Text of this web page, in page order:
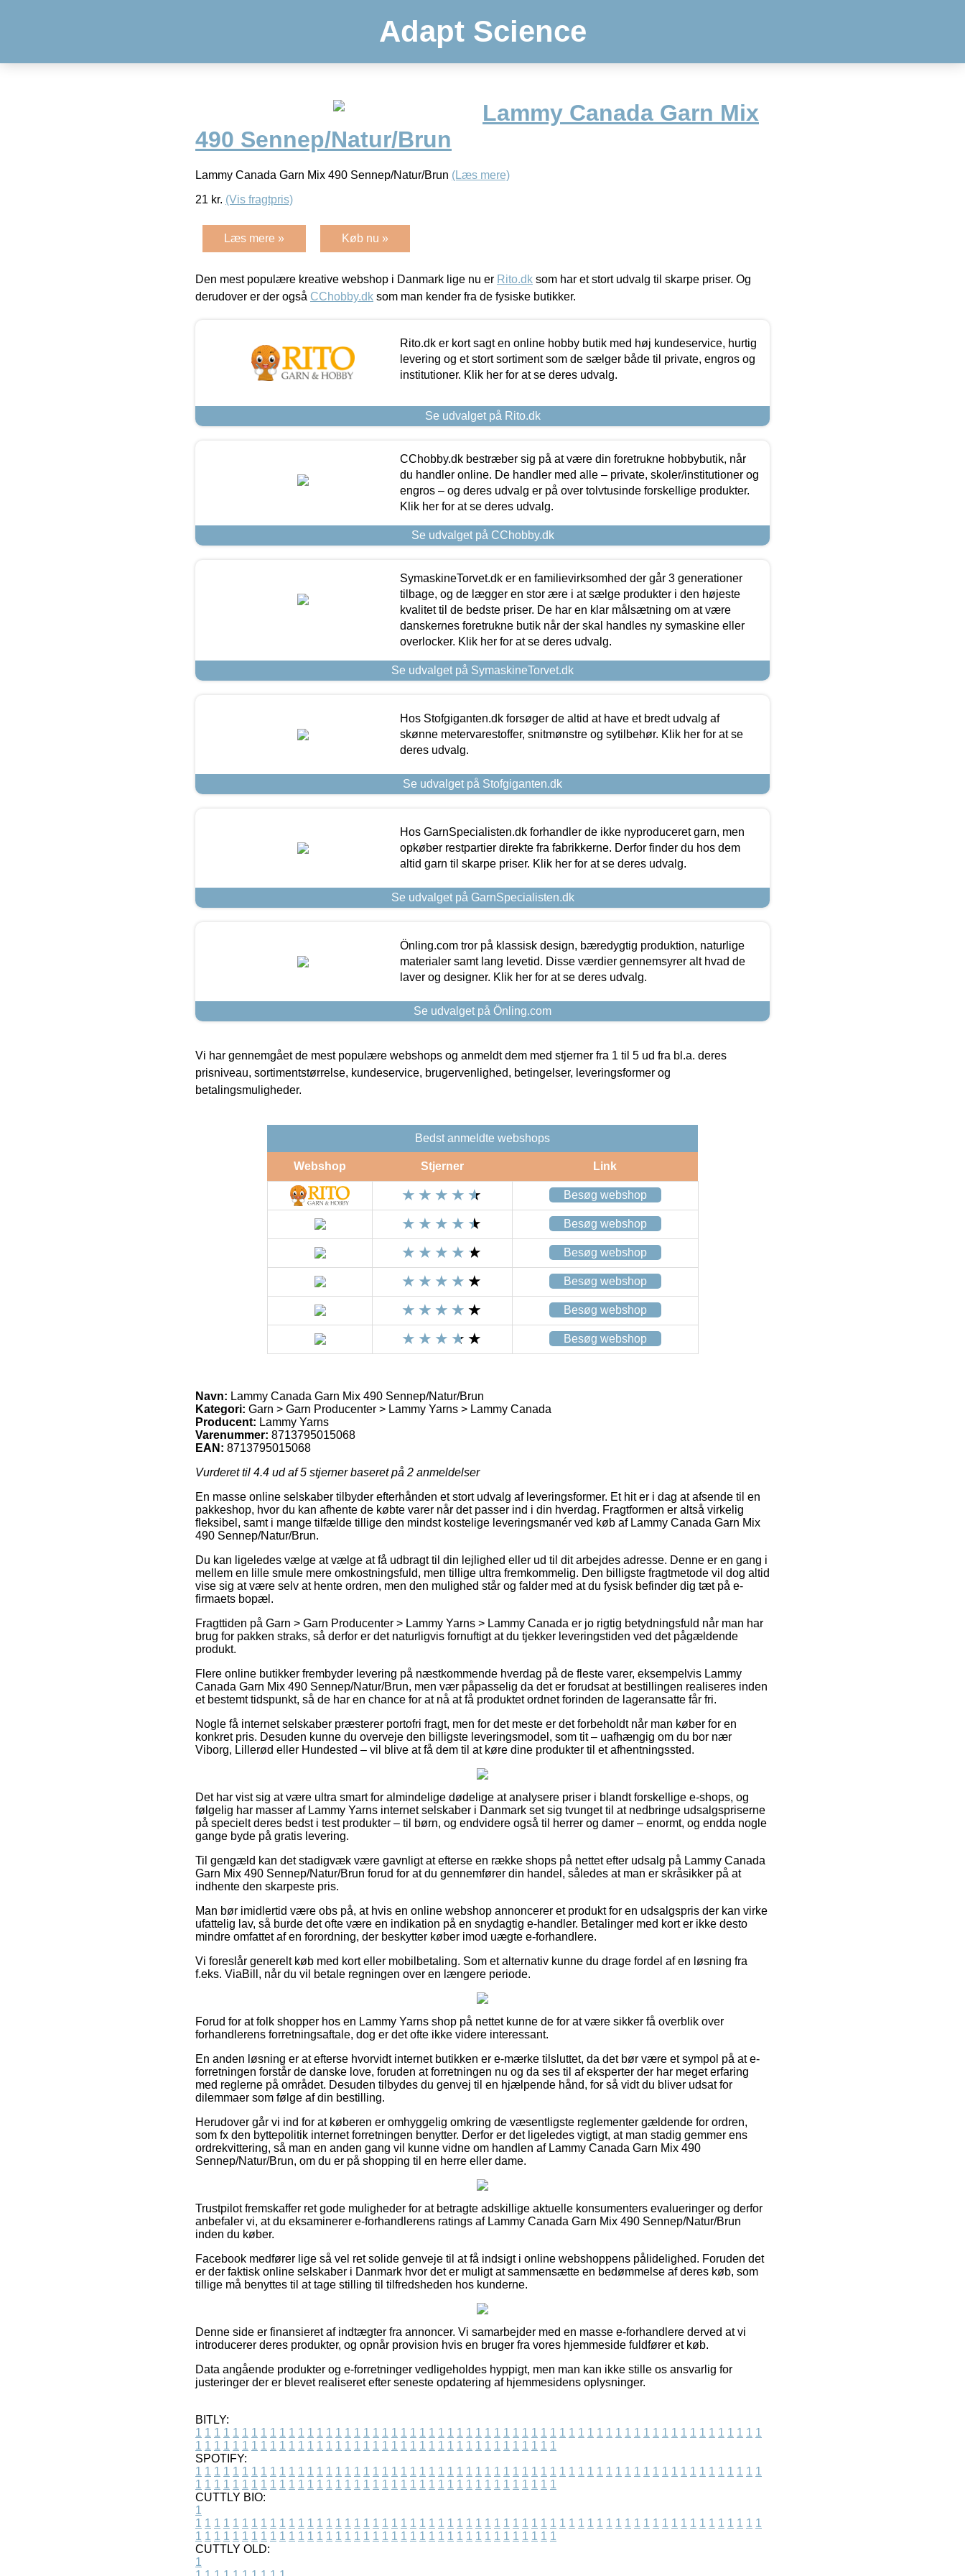
Adapt Science
Lammy Canada Garn Mix
490 Sennep/Natur/Brun
Lammy Canada Garn Mix 490 Sennep/Natur/Brun (Læs mere)
21 kr. (Vis fragtpris)
Læs mere » Køb nu »
Den mest populære kreative webshop i Danmark lige nu er Rito.dk som har et stort udvalg til skarpe priser. Og
derudover er der også CChobby.dk som man kender fra de fysiske butikker.
Rito.dk er kort sagt en online hobby butik med høj kundeservice, hurtig
levering og et stort sortiment som de sælger både til private, engros og
institutioner. Klik her for at se deres udvalg.
Se udvalget på Rito.dk
CChobby.dk bestræber sig på at være din foretrukne hobbybutik, når
du handler online. De handler med alle – private, skoler/institutioner og
engros – og deres udvalg er på over tolvtusinde forskellige produkter.
Klik her for at se deres udvalg.
Se udvalget på CChobby.dk
SymaskineTorvet.dk er en familievirksomhed der går 3 generationer
tilbage, og de lægger en stor ære i at sælge produkter i den højeste
kvalitet til de bedste priser. De har en klar målsætning om at være
danskernes foretrukne butik når der skal handles ny symaskine eller
overlocker. Klik her for at se deres udvalg.
Se udvalget på SymaskineTorvet.dk
Hos Stofgiganten.dk forsøger de altid at have et bredt udvalg af
skønne metervarestoffer, snitmønstre og sytilbehør. Klik her for at se
deres udvalg.
Se udvalget på Stofgiganten.dk
Hos GarnSpecialisten.dk forhandler de ikke nyproduceret garn, men
opkøber restpartier direkte fra fabrikkerne. Derfor finder du hos dem
altid garn til skarpe priser. Klik her for at se deres udvalg.
Se udvalget på GarnSpecialisten.dk
Önling.com tror på klassisk design, bæredygtig produktion, naturlige
materialer samt lang levetid. Disse værdier gennemsyrer alt hvad de
laver og designer. Klik her for at se deres udvalg.
Se udvalget på Önling.com
Vi har gennemgået de mest populære webshops og anmeldt dem med stjerner fra 1 til 5 ud fra bl.a. deres
prisniveau, sortimentstørrelse, kundeservice, brugervenlighed, betingelser, leveringsformer og
betalingsmuligheder.
Bedst anmeldte webshops
Webshop Stjerner Link
Besøg webshop
Besøg webshop
Besøg webshop
Besøg webshop
Besøg webshop
Besøg webshop
Navn: Lammy Canada Garn Mix 490 Sennep/Natur/Brun
Kategori: Garn > Garn Producenter > Lammy Yarns > Lammy Canada
Producent: Lammy Yarns
Varenummer: 8713795015068
EAN: 8713795015068
Vurderet til 4.4 ud af 5 stjerner baseret på 2 anmeldelser
En masse online selskaber tilbyder efterhånden et stort udvalg af leveringsformer. Et hit er i dag at afsende til en
pakkeshop, hvor du kan afhente de købte varer når det passer ind i din hverdag. Fragtformen er altså virkelig
fleksibel, samt i mange tilfælde tillige den mindst kostelige leveringsmanér ved køb af Lammy Canada Garn Mix
490 Sennep/Natur/Brun.
Du kan ligeledes vælge at vælge at få udbragt til din lejlighed eller ud til dit arbejdes adresse. Denne er en gang i
mellem en lille smule mere omkostningsfuld, men tillige ultra fremkommelig. Den billigste fragtmetode vil dog altid
vise sig at være selv at hente ordren, men den mulighed står og falder med at du fysisk befinder dig tæt på e-
firmaets bopæl.
Fragttiden på Garn > Garn Producenter > Lammy Yarns > Lammy Canada er jo rigtig betydningsfuld når man har
brug for pakken straks, så derfor er det naturligvis fornuftigt at du tjekker leveringstiden ved det pågældende
produkt.
Flere online butikker frembyder levering på næstkommende hverdag på de fleste varer, eksempelvis Lammy
Canada Garn Mix 490 Sennep/Natur/Brun, men vær påpasselig da det er forudsat at bestillingen realiseres inden
et bestemt tidspunkt, så de har en chance for at nå at få produktet ordnet forinden de lageransatte får fri.
Nogle få internet selskaber præsterer portofri fragt, men for det meste er det forbeholdt når man køber for en
konkret pris. Desuden kunne du overveje den billigste leveringsmodel, som tit – uafhængig om du bor nær
Viborg, Lillerød eller Hundested – vil blive at få dem til at køre dine produkter til et afhentningssted.
Det har vist sig at være ultra smart for almindelige dødelige at analysere priser i blandt forskellige e-shops, og
følgelig har masser af Lammy Yarns internet selskaber i Danmark set sig tvunget til at nedbringe udsalgspriserne
på specielt deres bedst i test produkter – til børn, og endvidere også til herrer og damer – enormt, og endda nogle
gange byde på gratis levering.
Til gengæld kan det stadigvæk være gavnligt at efterse en række shops på nettet efter udsalg på Lammy Canada
Garn Mix 490 Sennep/Natur/Brun forud for at du gennemfører din handel, således at man er skråsikker på at
indhente den skarpeste pris.
Man bør imidlertid være obs på, at hvis en online webshop annoncerer et produkt for en udsalgspris der kan virke
ufattelig lav, så burde det ofte være en indikation på en snydagtig e-handler. Betalinger med kort er ikke desto
mindre omfattet af en forordning, der beskytter køber imod uægte e-forhandlere.
Vi foreslår generelt køb med kort eller mobilbetaling. Som et alternativ kunne du drage fordel af en løsning fra
f.eks. ViaBill, når du vil betale regningen over en længere periode.
Forud for at folk shopper hos en Lammy Yarns shop på nettet kunne de for at være sikker få overblik over
forhandlerens forretningsaftale, dog er det ofte ikke videre interessant.
En anden løsning er at efterse hvorvidt internet butikken er e-mærke tilsluttet, da det bør være et sympol på at e-
forretningen forstår de danske love, foruden at forretningen nu og da ses til af eksperter der har meget erfaring
med reglerne på området. Desuden tilbydes du genvej til en hjælpende hånd, for så vidt du bliver udsat for
dilemmaer som følge af din bestilling.
Herudover går vi ind for at køberen er omhyggelig omkring de væsentligste reglementer gældende for ordren,
som fx den byttepolitik internet forretningen benytter. Derfor er det ligeledes vigtigt, at man stadig gemmer ens
ordrekvittering, så man en anden gang vil kunne vidne om handlen af Lammy Canada Garn Mix 490
Sennep/Natur/Brun, om du er på shopping til en herre eller dame.
Trustpilot fremskaffer ret gode muligheder for at betragte adskillige aktuelle konsumenters evalueringer og derfor
anbefaler vi, at du eksaminerer e-forhandlerens ratings af Lammy Canada Garn Mix 490 Sennep/Natur/Brun
inden du køber.
Facebook medfører lige så vel ret solide genveje til at få indsigt i online webshoppens pålidelighed. Foruden det
er der faktisk online selskaber i Danmark hvor det er muligt at sammensætte en bedømmelse af deres køb, som
tillige må benyttes til at tage stilling til tilfredsheden hos kunderne.
Denne side er finansieret af indtægter fra annoncer. Vi samarbejder med en masse e-forhandlere derved at vi
introducerer deres produkter, og opnår provision hvis en bruger fra vores hjemmeside fuldfører et køb.
Data angående produkter og e-forretninger vedligeholdes hyppigt, men man kan ikke stille os ansvarlig for
justeringer der er blevet realiseret efter seneste opdatering af hjemmesidens oplysninger.
BITLY:
1 1 1 1 1 1 1 1 1 1 1 1 1 1 1 1 1 1 1 1 1 1 1 1 1 1 1 1 1 1 1 1 1 1 1 1 1 1 1 1 1 1 1 1 1 1 1 1 1 1 1 1 1 1 1 1 1 1 1 1 1
1 1 1 1 1 1 1 1 1 1 1 1 1 1 1 1 1 1 1 1 1 1 1 1 1 1 1 1 1 1 1 1 1 1 1 1 1 1 1
SPOTIFY:
1 1 1 1 1 1 1 1 1 1 1 1 1 1 1 1 1 1 1 1 1 1 1 1 1 1 1 1 1 1 1 1 1 1 1 1 1 1 1 1 1 1 1 1 1 1 1 1 1 1 1 1 1 1 1 1 1 1 1 1 1
1 1 1 1 1 1 1 1 1 1 1 1 1 1 1 1 1 1 1 1 1 1 1 1 1 1 1 1 1 1 1 1 1 1 1 1 1 1 1
CUTTLY BIO:
1
1 1 1 1 1 1 1 1 1 1 1 1 1 1 1 1 1 1 1 1 1 1 1 1 1 1 1 1 1 1 1 1 1 1 1 1 1 1 1 1 1 1 1 1 1 1 1 1 1 1 1 1 1 1 1 1 1 1 1 1 1
1 1 1 1 1 1 1 1 1 1 1 1 1 1 1 1 1 1 1 1 1 1 1 1 1 1 1 1 1 1 1 1 1 1 1 1 1 1 1
CUTTLY OLD:
1